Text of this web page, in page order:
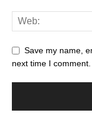
Save my name,
next time I comment.